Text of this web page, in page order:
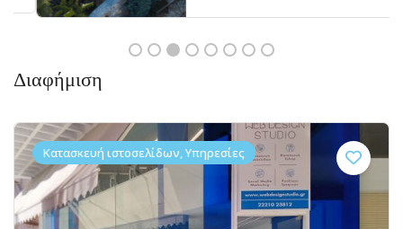
Διαφήμιση
Κατασκευή ιστοσελίδων, Υπηρεσίες